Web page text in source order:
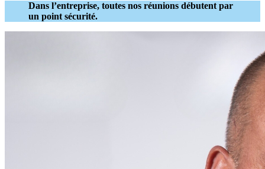
Dans l’entreprise, toutes nos réunions débutent par
un point sécurité.